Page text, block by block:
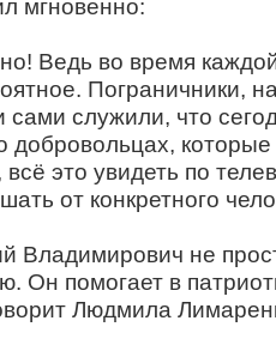
мгновенно:
Ведь во время
Пограничники,
сами служили, что
добровольцах,
это увидеть по
от конкретного
Владимирович не
Он помогает в
Людмила